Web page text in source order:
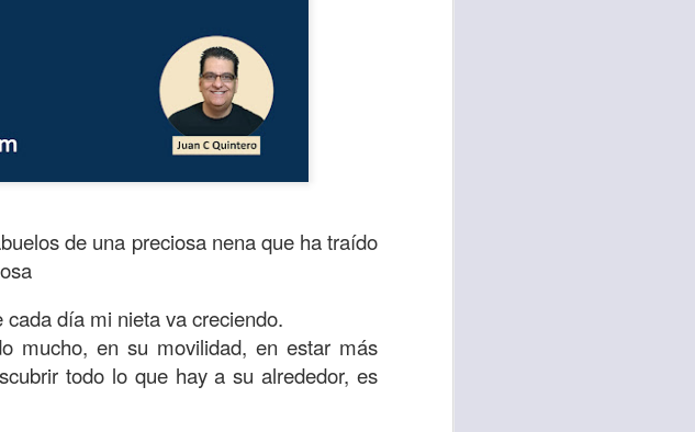
de una preciosa nena que ha traído
día mi nieta va creciendo.
mucho, en su movilidad, en estar más
todo lo que hay a su alrededor, es
perfectamente agendadas
de ellos relacionados con el trabajo, los
del cuerpo en el gimnasio.
de ellos ese amor significó inversión
personales por estar en casa y dar